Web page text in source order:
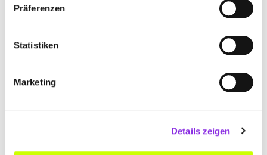
Präferenzen
Statistiken
Marketing
Details zeigen
Geschlossen - öffnet morgen um 09:00 Uhr
www.bodenbau-hub.de